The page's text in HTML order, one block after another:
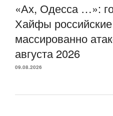
«Ах, Одесса …»:
Хайфы
массированно
августа 2026
09.08.2026